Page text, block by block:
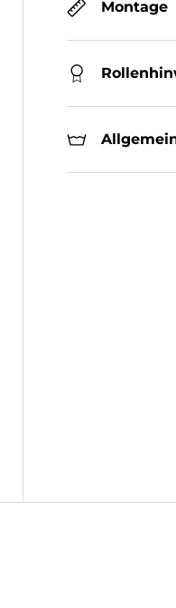
Montage